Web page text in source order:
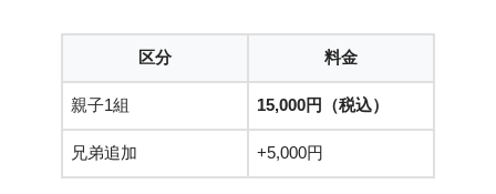
区分 料金
親子1組 15,000円（税込）
兄弟追加 +5,000円